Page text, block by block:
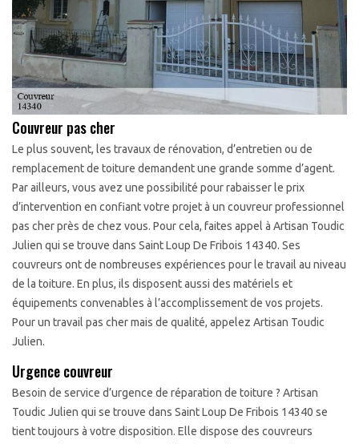
Couvreur pas cher
Le plus souvent, les travaux de rénovation, d’entretien ou de
remplacement de toiture demandent une grande somme d’agent.
Par ailleurs, vous avez une possibilité pour rabaisser le prix
d’intervention en confiant votre projet à un couvreur professionnel
pas cher près de chez vous. Pour cela, faites appel à Artisan Toudic
Julien qui se trouve dans Saint Loup De Fribois 14340. Ses
couvreurs ont de nombreuses expériences pour le travail au niveau
de la toiture. En plus, ils disposent aussi des matériels et
équipements convenables à l’accomplissement de vos projets.
Pour un travail pas cher mais de qualité, appelez Artisan Toudic
Julien.
Urgence couvreur
Besoin de service d’urgence de réparation de toiture ? Artisan
Toudic Julien qui se trouve dans Saint Loup De Fribois 14340 se
tient toujours à votre disposition. Elle dispose des couvreurs